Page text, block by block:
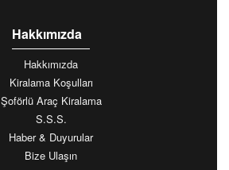
Hakkımızda
Hakkımızda
Kiralama Koşulları
Şoförlü Araç Kiralama
S.S.S.
Haber & Duyurular
Bize Ulaşın